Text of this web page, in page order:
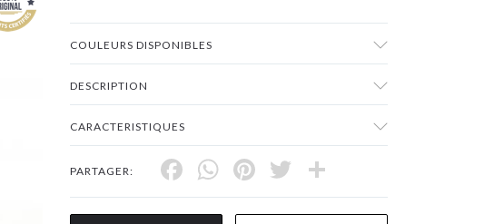
COULEURS DISPONIBLES
DESCRIPTION
CARACTERISTIQUES
PARTAGER: Facebook
WhatsApp
Pinterest
Twitter